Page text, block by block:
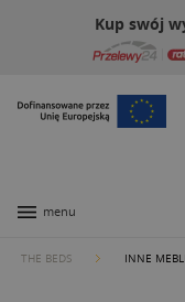
Kup swój
menu
THE BEDS INNE